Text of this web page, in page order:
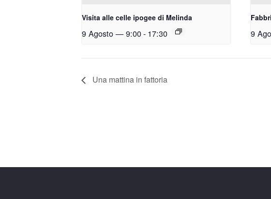
Visita alle celle ipogee di Melinda
9 Agosto — 9:00- 17:30 9
Una mattina in fattoria